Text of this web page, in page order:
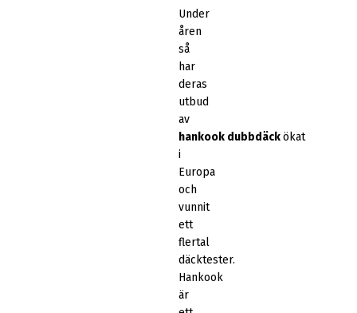
Under
åren
så
har
deras
utbud
av
hankook dubbdäckökat
i
Europa
och
vunnit
ett
flertal
däcktester.
Hankook
är